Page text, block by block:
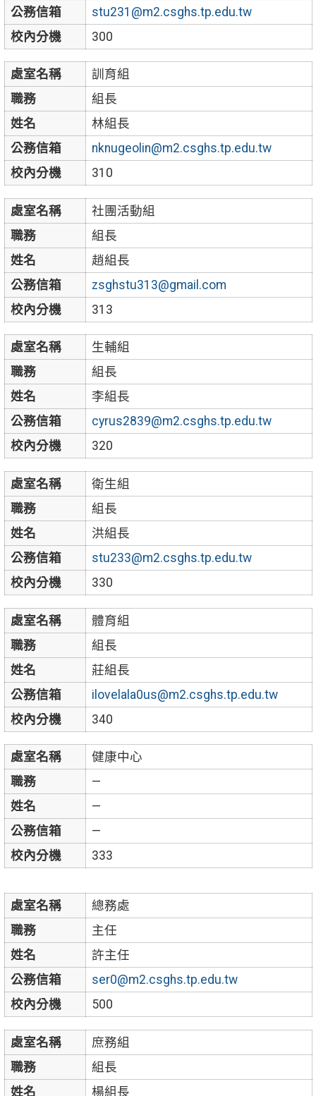
公務信箱
stu231@m2.csghs.tp.edu.tw
校內分機
300
處室名稱
訓育組
職務
組長
姓名
林組長
公務信箱
nknugeolin@m2.csghs.tp.edu.tw
校內分機
310
處室名稱
社團活動組
職務
組長
姓名
趙組長
公務信箱
zsghstu313@gmail.com
校內分機
313
處室名稱
生輔組
職務
組長
姓名
李組長
公務信箱
cyrus2839@m2.csghs.tp.edu.tw
校內分機
320
處室名稱
衛生組
職務
組長
姓名
洪組長
公務信箱
stu233@m2.csghs.tp.edu.tw
校內分機
330
處室名稱
體育組
職務
組長
姓名
莊組長
公務信箱
ilovelala0us@m2.csghs.tp.edu.tw
校內分機
340
處室名稱
健康中心
職務
—
姓名
—
公務信箱
—
校內分機
333
處室名稱
總務處
職務
主任
姓名
許主任
公務信箱
ser0@m2.csghs.tp.edu.tw
校內分機
500
處室名稱
庶務組
職務
組長
姓名
楊組長